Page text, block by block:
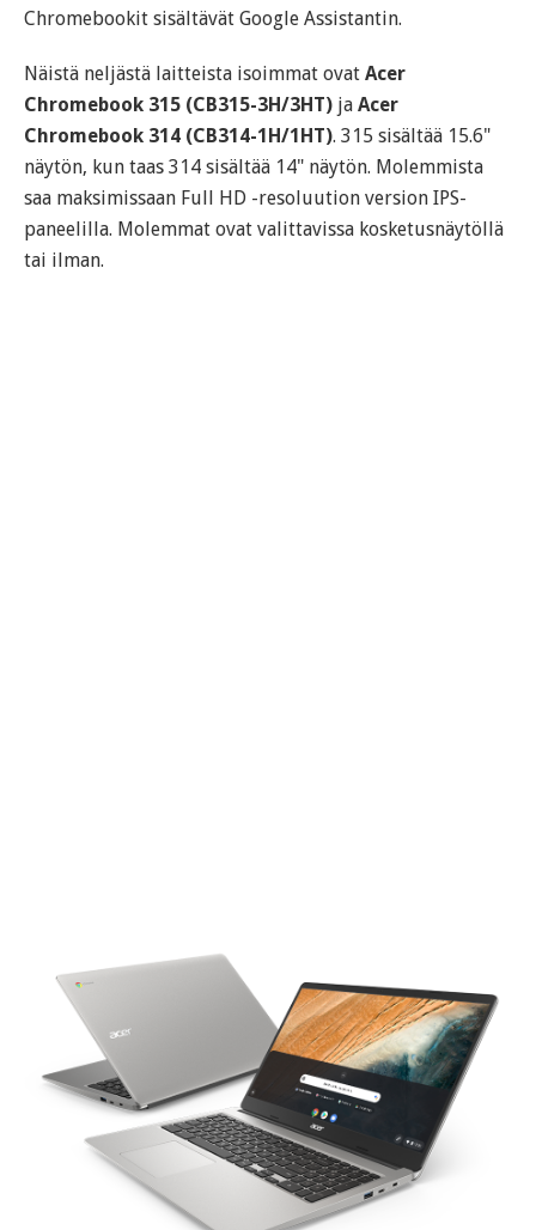
Chromebookit sisältävät Google Assistantin.
Näistä neljästä laitteista isoimmat ovat Acer
Chromebook 315 (CB315-3H/3HT) ja Acer
Chromebook 314 (CB314-1H/1HT). 315 sisältää 15.6"
näytön, kun taas 314 sisältää 14" näytön. Molemmista
saa maksimissaan Full HD -resoluution version IPS-
paneelilla. Molemmat ovat valittavissa kosketusnäytöllä
tai ilman.